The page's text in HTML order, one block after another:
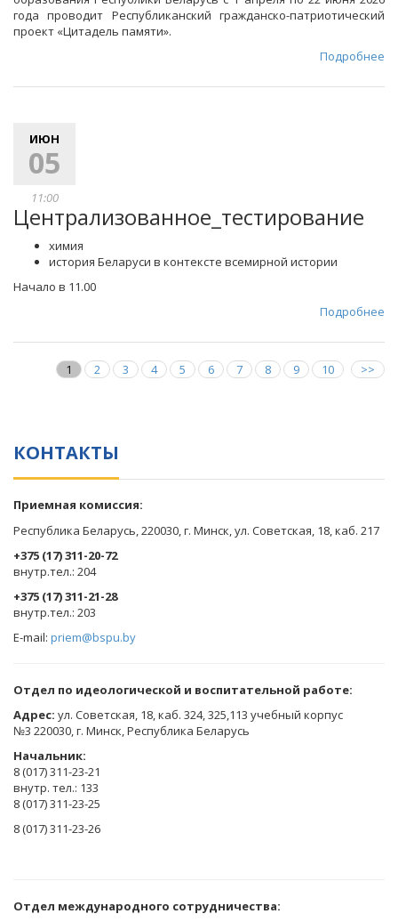
года проводит Республиканский гражданско-патриотический
проект «Цитадель памяти».
Подробнее
ИЮН
05
11:00
Централизованное_тестирование
химия
история Беларуси в контексте всемирной истории
Начало в 11.00
Подробнее
1 2 3 4 5 6 7 8 9 10 >>
КОНТАКТЫ
Приемная комиссия:
Республика Беларусь, 220030, г. Минск, ул. Советская, 18, каб. 217
+375 (17) 311-20-72
​внутр.тел.: 204
+375 (17) 311-21-28
​внутр.тел.: 203
E-mail: priem@bspu.by
Отдел по идеологической и воспитательной работе:
Адрес: ул. Советская, 18, каб. 324, 325,113 учебный корпус
№3 220030, г. Минск, Республика Беларусь
Начальник:
8 (017) 311-23-21
внутр. тел.: 133
8 (017) 311-23-25
8 (017) 311-23-26
Отдел международного сотрудничества: